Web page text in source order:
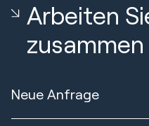
Arbeiten
zusammen
Neue Anfrage